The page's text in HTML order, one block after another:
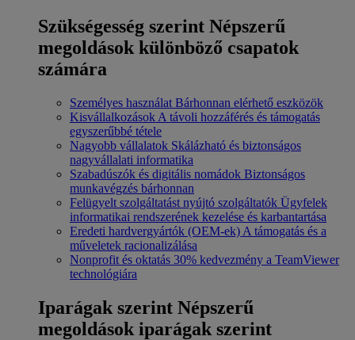
Szükségesség szerint Népszerű
megoldások különböző csapatok
számára
Személyes használat Bárhonnan elérhető eszközök
Kisvállalkozások A távoli hozzáférés és támogatás
egyszerűbbé tétele
Nagyobb vállalatok Skálázható és biztonságos
nagyvállalati informatika
Szabadúszók és digitális nomádok Biztonságos
munkavégzés bárhonnan
Felügyelt szolgáltatást nyújtó szolgáltatók Ügyfelek
informatikai rendszerének kezelése és karbantartása
Eredeti hardvergyártók (OEM-ek) A támogatás és a
műveletek racionalizálása
Nonprofit és oktatás 30% kedvezmény a TeamViewer
technológiára
Iparágak szerint Népszerű
megoldások iparágak szerint